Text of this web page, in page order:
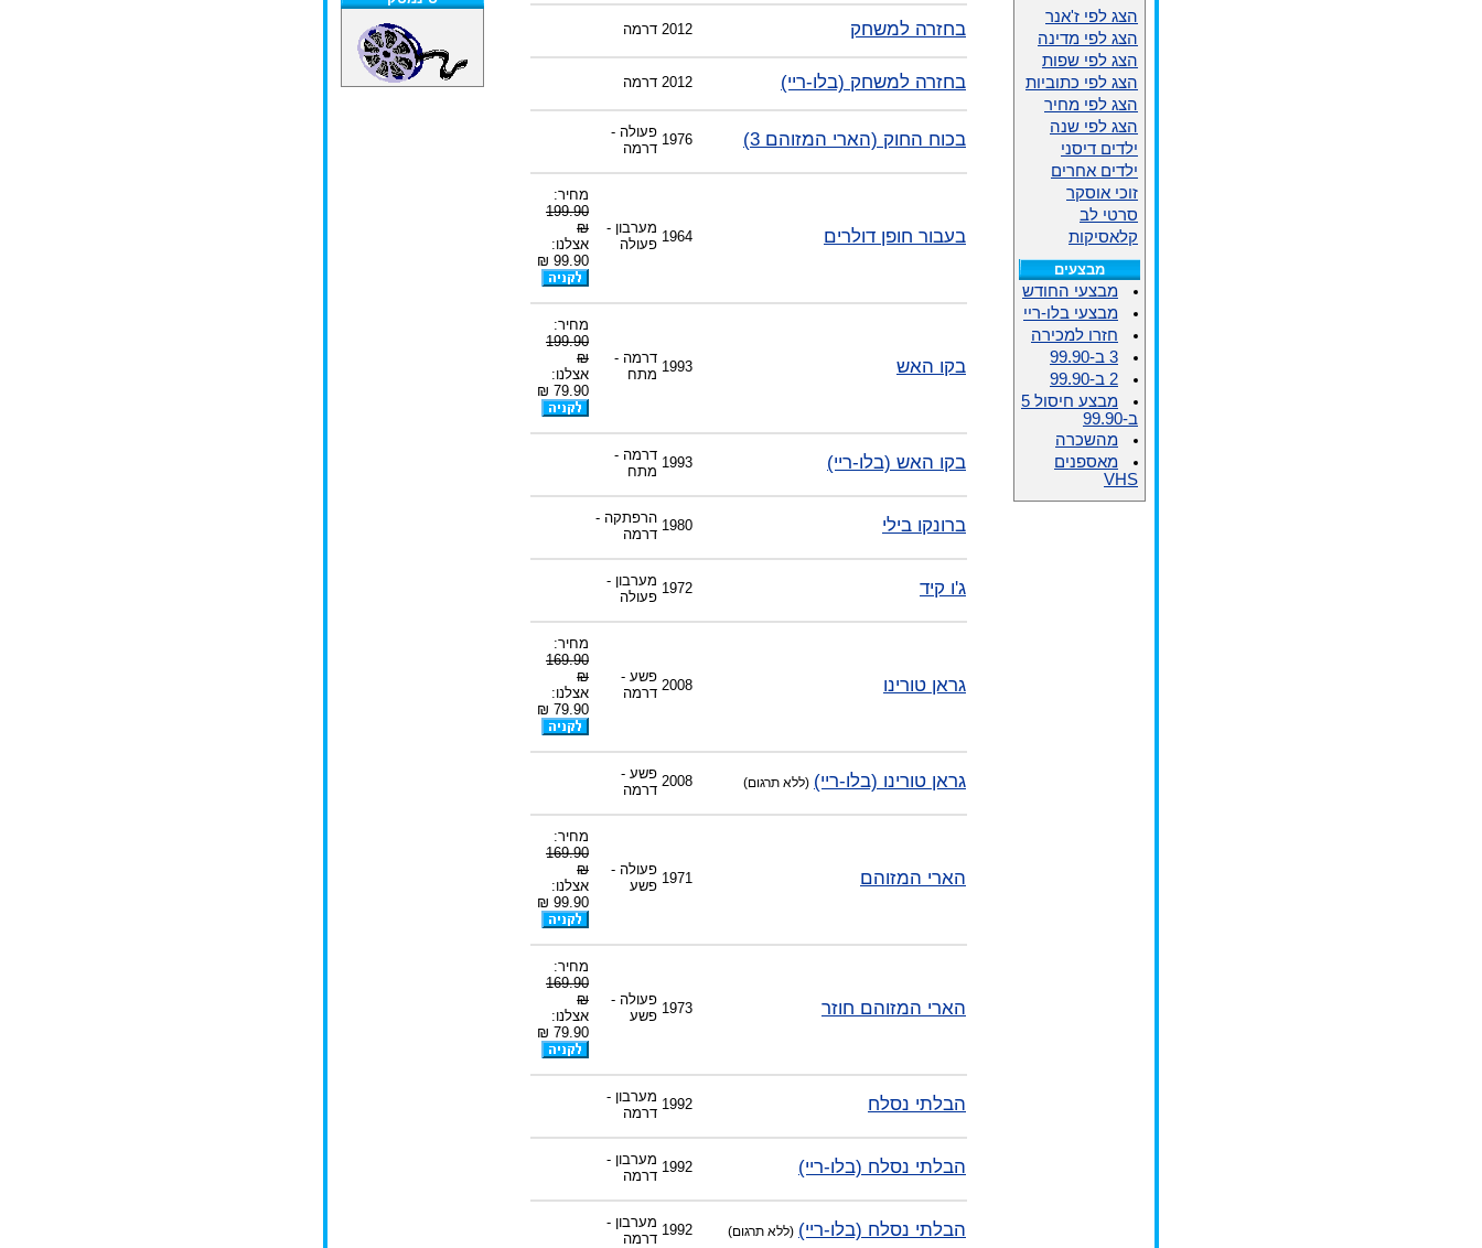
בחזרה למשחק 2012 דרמה
בחזרה למשחק (בלו-ריי) 2012 דרמה
בכוח החוק (הארי המזוהם 3) 1976 פעולה -
דרמה
בעבור חופן דולרים 1964
מערבון -
פעולה
מחיר:
199.90
₪
אצלנו:
99.90 ₪
בקו האש 1993
דרמה -
מתח
מחיר:
199.90
₪
אצלנו:
79.90 ₪
בקו האש (בלו-ריי) 1993 דרמה -
מתח
ברונקו בילי 1980 הרפתקה -
דרמה
ג'ו קיד 1972 מערבון -
פעולה
גראן טורינו 2008
פשע -
דרמה
מחיר:
169.90
₪
אצלנו:
79.90 ₪
גראן טורינו (בלו-ריי) (ללא תרגום) 2008 פשע -
דרמה
הארי המזוהם 1971
פעולה -
פשע
מחיר:
169.90
₪
אצלנו:
99.90 ₪
הארי המזוהם חוזר 1973
פעולה -
פשע
מחיר:
169.90
₪
אצלנו:
79.90 ₪
הבלתי נסלח 1992 מערבון -
דרמה
הבלתי נסלח (בלו-ריי) 1992 מערבון -
דרמה
הבלתי נסלח (בלו-ריי) (ללא תרגום) 1992 מערבון -
דרמה
הצג לפי ז'אנר
הצג לפי מדינה
הצג לפי שפות
הצג לפי כתוביות
הצג לפי מחיר
הצג לפי שנה
ילדים דיסני
ילדים אחרים
זוכי אוסקר
סרטי לב
קלאסיקות
מבצעים
מבצעי החודש
מבצעי בלו-ריי
חזרו למכירה
3 ב-99.90
2 ב-99.90
מבצע חיסול 5
ב-99.90
מהשכרה
מאספנים
VHS